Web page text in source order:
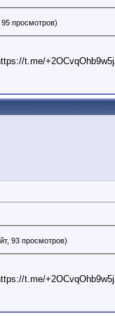
просмотров)
t.me/
93 просмотров)
t.me/